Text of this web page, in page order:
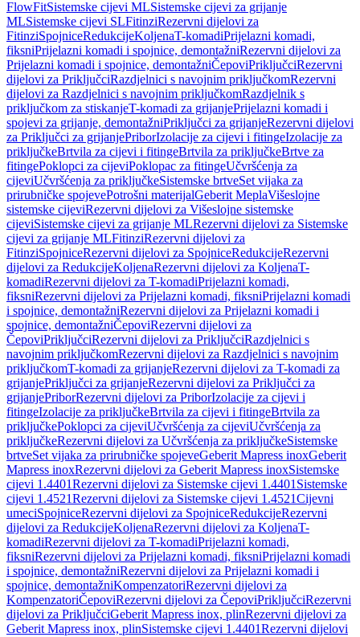
FlowFitSistemske cijevi MLSistemske cijevi za grijanje
MLSistemske cijevi SLFitinziRezervni dijelovi za
FitinziSpojniceRedukcijeKoljenaT-komadiPrijelazni komadi,
fiksniPrijelazni komadi i spojnice, demontažniRezervni dijelovi za
Prijelazni komadi i spojnice, demontažniČepoviPriključciRezervni
dijelovi za PriključciRazdjelnici s navojnim priključkomRezervni
dijelovi za Razdjelnici s navojnim priključkomRazdjelnik s
priključkom za stiskanjeT-komadi za grijanjePrijelazni komadi i
spojevi za grijanje, demontažniPriključci za grijanjeRezervni dijelovi
za Priključci za grijanjePriborIzolacije za cijevi i fitingeIzolacije za
priključkeBrtvila za cijevi i fitingeBrtvila za priključkeBrtve za
fitingePoklopci za cijeviPoklopac za fitingeUčvršćenja za
cijeviUčvršćenja za priključkeSistemske brtveSet vijaka za
prirubničke spojevePotrošni materijalGeberit MeplaVišeslojne
sistemske cijeviRezervni dijelovi za Višeslojne sistemske
cijeviSistemske cijevi za grijanje MLRezervni dijelovi za Sistemske
cijevi za grijanje MLFitinziRezervni dijelovi za
FitinziSpojniceRezervni dijelovi za SpojniceRedukcijeRezervni
dijelovi za RedukcijeKoljenaRezervni dijelovi za KoljenaT-
komadiRezervni dijelovi za T-komadiPrijelazni komadi,
fiksniRezervni dijelovi za Prijelazni komadi, fiksniPrijelazni komadi
i spojnice, demontažniRezervni dijelovi za Prijelazni komadi i
spojnice, demontažniČepoviRezervni dijelovi za
ČepoviPriključciRezervni dijelovi za PriključciRazdjelnici s
navojnim priključkomRezervni dijelovi za Razdjelnici s navojnim
priključkomT-komadi za grijanjeRezervni dijelovi za T-komadi za
grijanjePriključci za grijanjeRezervni dijelovi za Priključci za
grijanjePriborRezervni dijelovi za PriborIzolacije za cijevi i
fitingeIzolacije za priključkeBrtvila za cijevi i fitingeBrtvila za
priključkePoklopci za cijeviUčvršćenja za cijeviUčvršćenja za
priključkeRezervni dijelovi za Učvršćenja za priključkeSistemske
brtveSet vijaka za prirubničke spojeveGeberit Mapress inoxGeberit
Mapress inoxRezervni dijelovi za Geberit Mapress inoxSistemske
cijevi 1.4401Rezervni dijelovi za Sistemske cijevi 1.4401 Sistemske
cijevi 1.4521Rezervni dijelovi za Sistemske cijevi 1.4521Cijevni
umeciSpojniceRezervni dijelovi za SpojniceRedukcijeRezervni
dijelovi za RedukcijeKoljenaRezervni dijelovi za KoljenaT-
komadiRezervni dijelovi za T-komadiPrijelazni komadi,
fiksniRezervni dijelovi za Prijelazni komadi, fiksniPrijelazni komadi
i spojnice, demontažniRezervni dijelovi za Prijelazni komadi i
spojnice, demontažniKompenzatoriRezervni dijelovi za
KompenzatoriČepoviRezervni dijelovi za ČepoviPriključciRezervni
dijelovi za PriključciGeberit Mapress inox, plinRezervni dijelovi za
Geberit Mapress inox, plinSistemske cijevi 1.4401Rezervni dijelovi